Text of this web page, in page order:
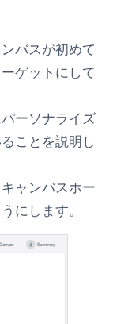
バスが初めて
ゲットにして
ーソナライズ
ことを説明し
ャンバスホー
にします。